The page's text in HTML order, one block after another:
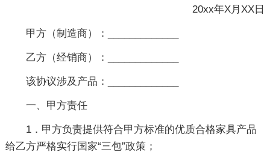
20xx年X月XX日
甲方（制造商）：_____________
乙方（经销商）：_____________
该协议涉及产品：_____________
一、甲方责任
1．甲方负责提供符合甲方标准的优质合格家具产品
给乙方严格实行国家“三包”政策；